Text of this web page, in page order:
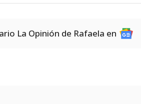
La Opinión de Rafaela en